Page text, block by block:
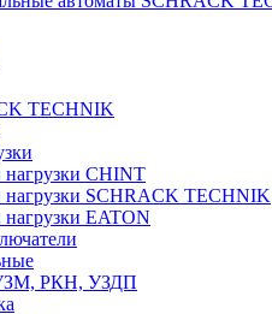
TECHNIK
CHINT
SCHRACK TECHNIK
EATON
УЗМ, РКН, УЗДП